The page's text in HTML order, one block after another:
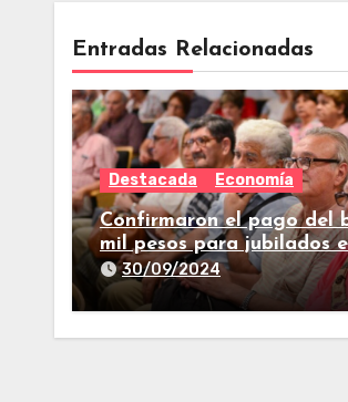
Entradas Relacionadas
Destacada Economía
Confirmaron el pago del
mil pesos para jubilados
30/09/2024